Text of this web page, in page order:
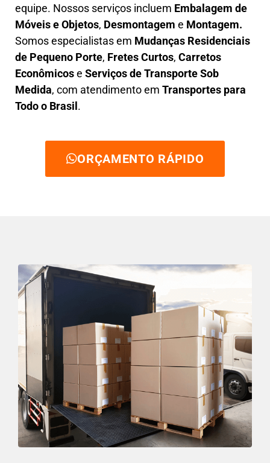
equipe. Nossos serviços incluem Embalagem de
Móveis e Objetos, Desmontagem e Montagem.
Somos especialistas em Mudanças Residenciais
de Pequeno Porte, Fretes Curtos, Carretos
Econômicose Serviços de Transporte Sob
Medida, com atendimento em Transportes para
Todo o Brasil.
ORÇAMENTO RÁPIDO